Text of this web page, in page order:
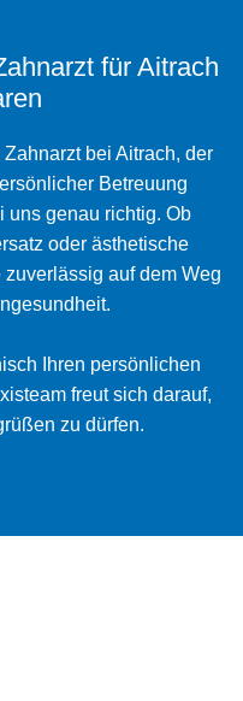
für Aitrach
bei Aitrach, der
Betreuung
uns genau richtig. Ob
oder ästhetische
auf dem Weg
Ihren persönlichen
freut sich darauf,
zu dürfen.